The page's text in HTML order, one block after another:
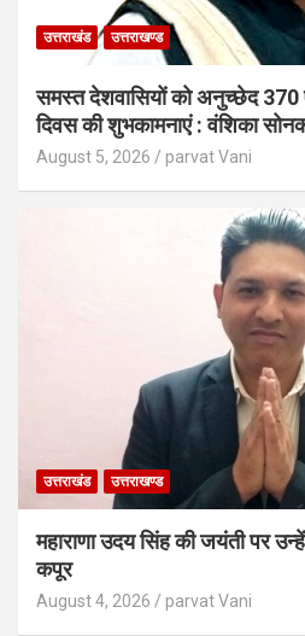
उत्तराखंड उत्तराखण्ड
समस्त देशवासियों को अनुच्छेद
दिवस की शुभकामनाएं : वंशिका
August 5, 2026 parvat Vani
उत्तराखंड उत्तराखण्ड
महाराणा उदय सिंह की जयंती पर
कपूर
August 4, 2026 parvat Vani